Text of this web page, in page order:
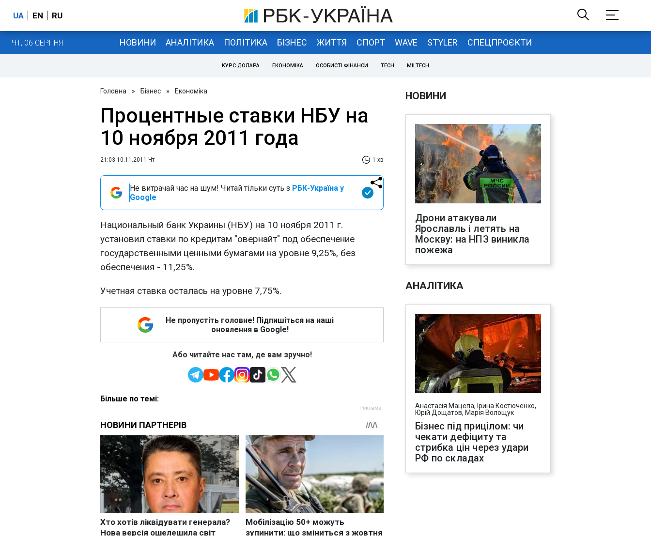
UA EN RU
ЧТ, 06 СЕРПНЯ НОВИНИ АНАЛІТИКА ПОЛІТИКА БІЗНЕС ЖИТТЯ СПОРТ WAVE STYLER СПЕЦПРОЄКТИ
КУРС ДОЛАРА ЕКОНОМІКА ОСОБИСТІ ФІНАНСИ TECH MILTECH
Головна » Бізнес » Економіка
Процентные ставки НБУ на
10 ноября 2011 года
21:03 10.11.2011 Чт 1 хв
Не витрачай час на шум! Читай тільки суть з РБК-Україна у
Google
Национальный банк Украины (НБУ) на 10 ноября 2011 г.
установил ставки по кредитам "овернайт" под обеспечение
государственными ценными бумагами на уровне 9,25%, без
обеспечения - 11,25%.
Учетная ставка осталась на уровне 7,75%.
Не пропустіть головне! Підпишіться на наші
оновлення в Google!
Або читайте нас там, де вам зручно!
Більше по темі:
НОВИНИ
Дрони атакували
Ярославль і летять на
Москву: на НПЗ виникла
пожежа
АНАЛІТИКА
Анастасія Мацепа, Ірина Костюченко,
Юрій Дощатов, Марія Волощук
Бізнес під прицілом: чи
чекати дефіциту та
стрибка цін через удари
РФ по складах